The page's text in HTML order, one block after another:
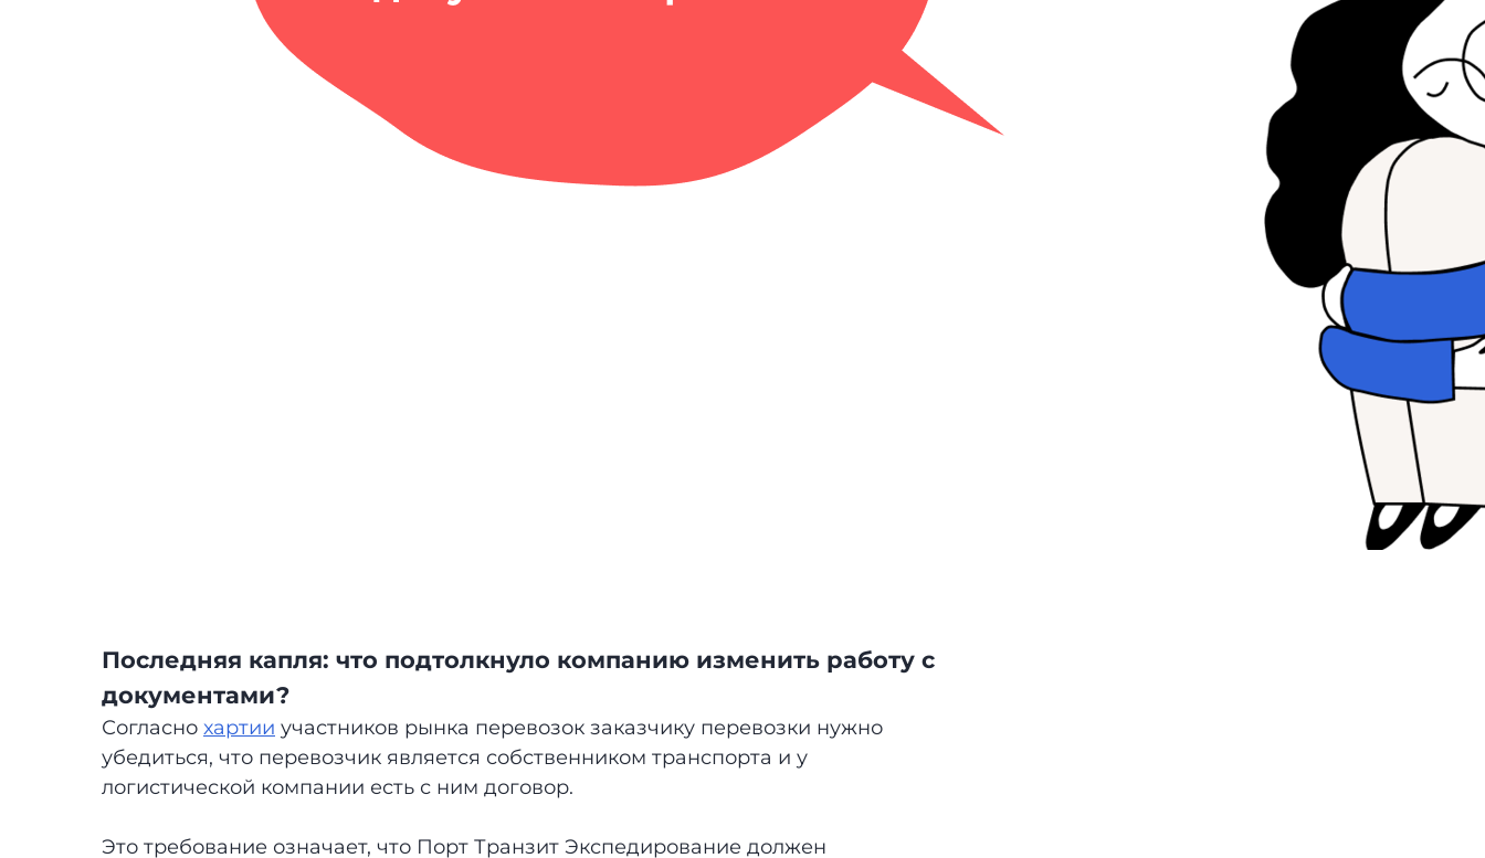
Последняя капля: что подтолкнуло компанию изменить работу с
документами?
Согласно хартии участников рынка перевозок заказчику перевозки нужно
убедиться, что перевозчик является собственником транспорта и у
логистической компании есть с ним договор.
Это требование означает, что Порт Транзит Экспедирование должен